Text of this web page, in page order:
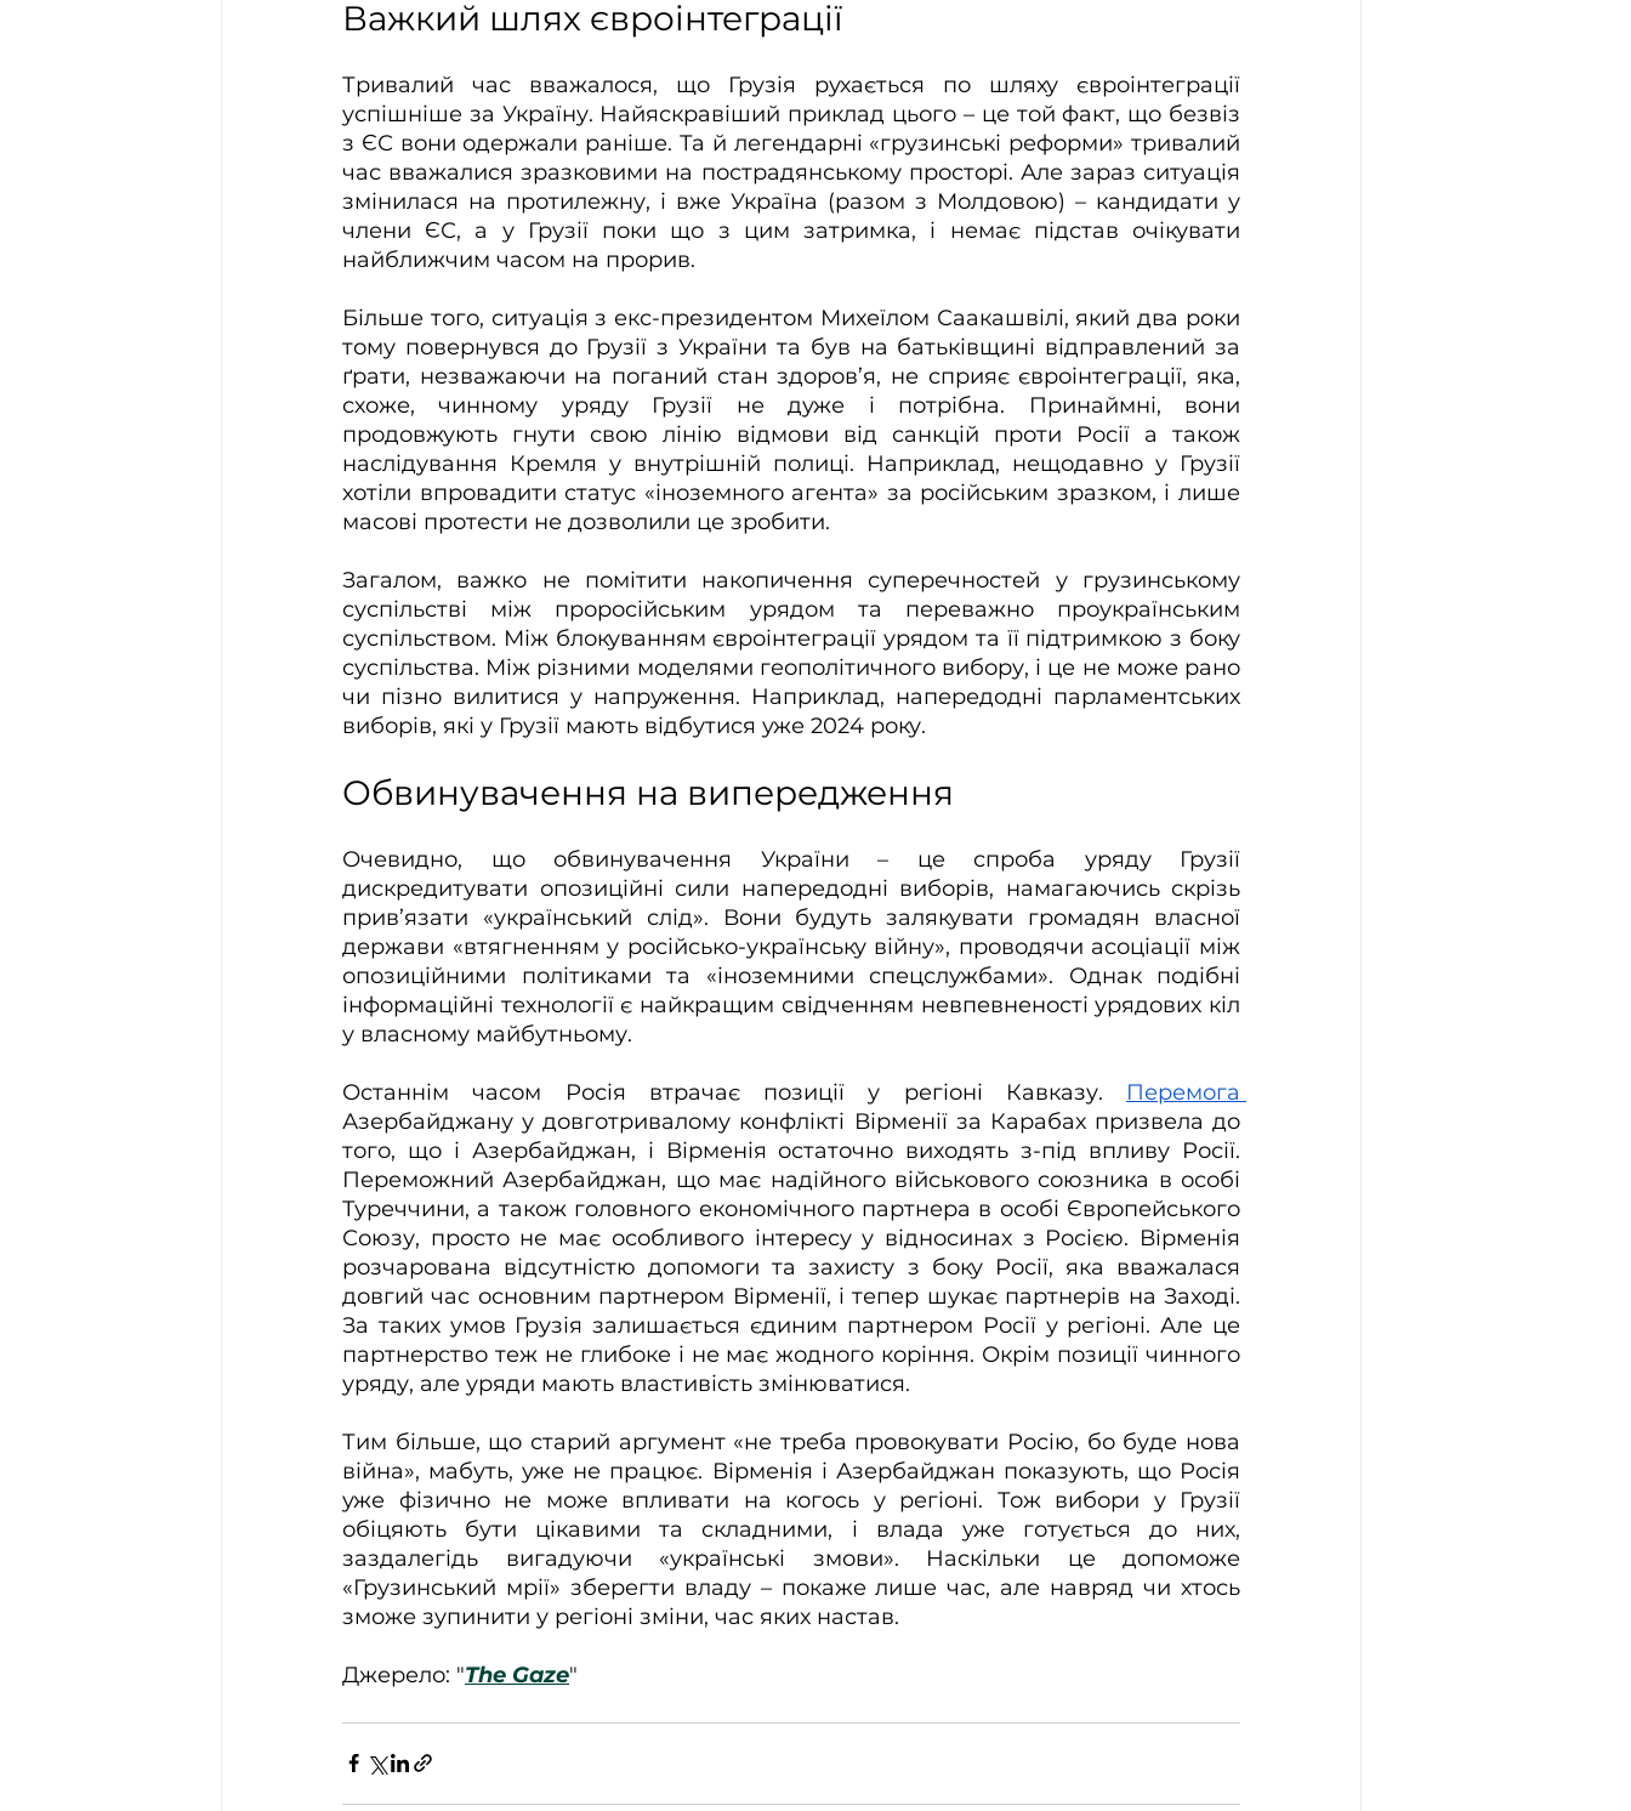
Важкий шлях євроінтеграції
Тривалий час вважалося, що Грузія рухається по шляху євроінтеграції
успішніше за Україну. Найяскравіший приклад цього – це той факт, що безвіз
з ЄС вони одержали раніше. Та й легендарні «грузинські реформи» тривалий
час вважалися зразковими на пострадянському просторі. Але зараз ситуація
змінилася на протилежну, і вже Україна (разом з Молдовою) – кандидати у
члени ЄС, а у Грузії поки що з цим затримка, і немає підстав очікувати
найближчим часом на прорив.
Більше того, ситуація з екс-президентом Михеїлом Саакашвілі, який два роки
тому повернувся до Грузії з України та був на батьківщині відправлений за
ґрати, незважаючи на поганий стан здоров’я, не сприяє євроінтеграції, яка,
схоже, чинному уряду Грузії не дуже і потрібна. Принаймні, вони
продовжують гнути свою лінію відмови від санкцій проти Росії а також
наслідування Кремля у внутрішній полиці. Наприклад, нещодавно у Грузії
хотіли впровадити статус «іноземного агента» за російським зразком, і лише
масові протести не дозволили це зробити.
Загалом, важко не помітити накопичення суперечностей у грузинському
суспільстві між проросійським урядом та переважно проукраїнським
суспільством. Між блокуванням євроінтеграції урядом та її підтримкою з боку
суспільства. Між різними моделями геополітичного вибору, і це не може рано
чи пізно вилитися у напруження. Наприклад, напередодні парламентських
виборів, які у Грузії мають відбутися уже 2024 року.
Обвинувачення на випередження
Очевидно, що обвинувачення України – це спроба уряду Грузії
дискредитувати опозиційні сили напередодні виборів, намагаючись скрізь
прив’язати «український слід». Вони будуть залякувати громадян власної
держави «втягненням у російсько-українську війну», проводячи асоціації між
опозиційними політиками та «іноземними спецслужбами». Однак подібні
інформаційні технології є найкращим свідченням невпевненості урядових кіл
у власному майбутньому.
Останнім часом Росія втрачає позиції у регіоні Кавказу.
Азербайджану у довготривалому конфлікті Вірменії за Карабах призвела до
того, що і Азербайджан, і Вірменія остаточно виходять з-під впливу Росії.
Переможний Азербайджан, що має надійного військового союзника в особі
Туреччини, а також головного економічного партнера в особі Європейського
Союзу, просто не має особливого інтересу у відносинах з Росією. Вірменія
розчарована відсутністю допомоги та захисту з боку Росії, яка вважалася
довгий час основним партнером Вірменії, і тепер шукає партнерів на Заході.
За таких умов Грузія залишається єдиним партнером Росії у регіоні. Але це
партнерство теж не глибоке і не має жодного коріння. Окрім позиції чинного
уряду, але уряди мають властивість змінюватися.
Тим більше, що старий аргумент «не треба провокувати Росію, бо буде нова
війна», мабуть, уже не працює. Вірменія і Азербайджан показують, що Росія
уже фізично не може впливати на когось у регіоні. Тож вибори у Грузії
обіцяють бути цікавими та складними, і влада уже готується до них,
заздалегідь вигадуючи «українські змови». Наскільки це допоможе
«Грузинський мрії» зберегти владу – покаже лише час, але навряд чи хтось
зможе зупинити у регіоні зміни, час яких настав.
Джерело: "The Gaze"